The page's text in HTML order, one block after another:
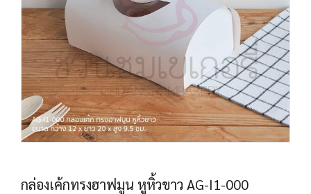
กล่องเค้กทรงฮาฟมูน หูหิ้วขาว AG-I1-000